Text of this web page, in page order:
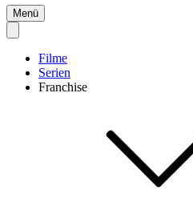
Menü
Filme
Serien
Franchise